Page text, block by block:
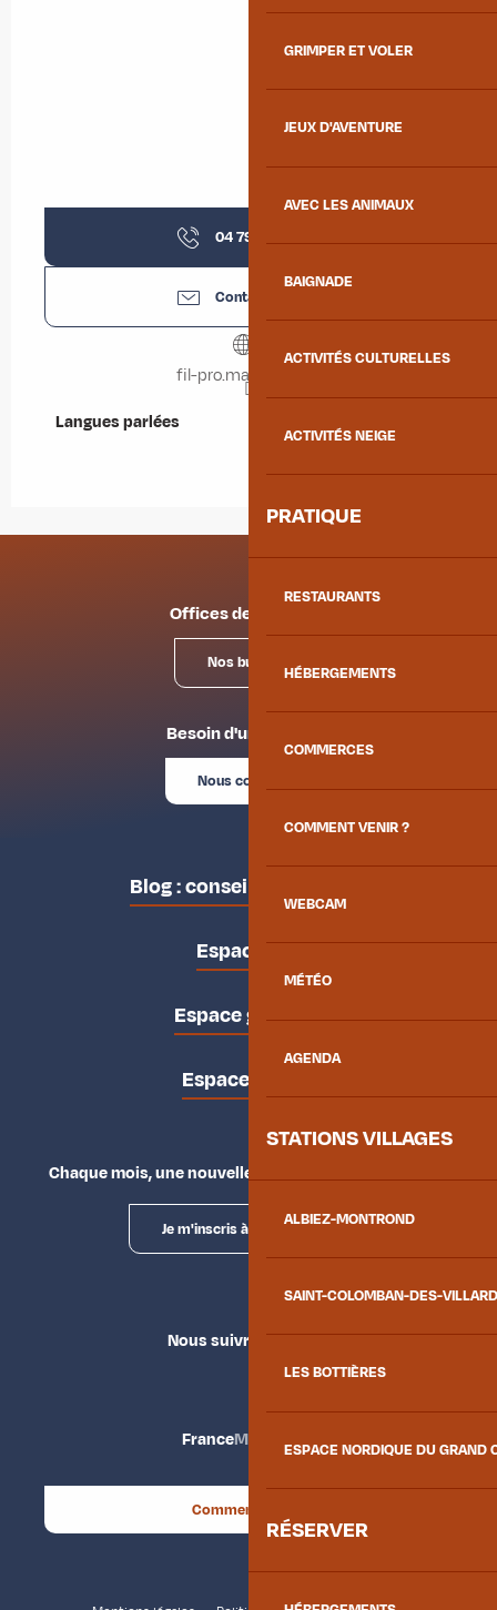
GRIMPER ET VOLER
JEUX D'AVENTURE
AVEC LES ANIMAUX
BAIGNADE
ACTIVITÉS CULTURELLES
ACTIVITÉS NEIGE
PRATIQUE
RESTAURANTS
HÉBERGEMENTS
COMMERCES
COMMENT VENIR ?
WEBCAM
MÉTÉO
AGENDA
STATIONS VILLAGES
ALBIEZ-MONTROND
SAINT-COLOMBAN-DES-
LES BOTTIÈRES
ESPACE NORDIQUE DU GRAND
RÉSERVER
04 79 64 12
Contactez-nous
fil-pro.maurienne.fr
Langues parlées
Langues parlées
Offices de tourisme
Nos bureaux
Besoin d'un conseil ?
Nous contacter
Blog : conseils des locaux
Espace pro
Espace groupes
Espace presse
Chaque mois, une nouvelle façon d'explorer la vallée.
Je m'inscris à la newsletter
Nous suivre
FranceMaurienne
Comment venir ?